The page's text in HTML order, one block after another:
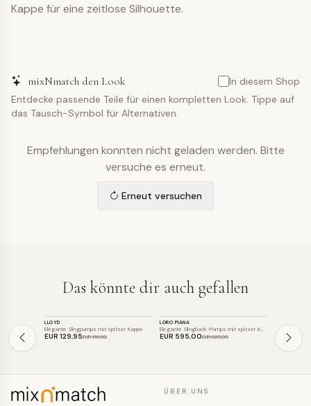
Kappe für eine zeitlose Silhouette.
mixNmatch den Look
In diesem Shop
Entdecke passende Teile für einen kompletten Look. Tippe auf
das Tausch-Symbol für Alternativen.
Empfehlungen konnten nicht geladen werden. Bitte
versuche es erneut.
Erneut versuchen
Das könnte dir auch gefallen
SALE
LLOYD
Elegante Slingpumps mit spitzer Kappe
EUR 129,95EUR 159,90
SALE
LORO PIANA
Elegante Slingback-Pumps mit spitzer Ka…
EUR 595,00EUR 820,00
SALE
EUR 119
ÜBER UNS